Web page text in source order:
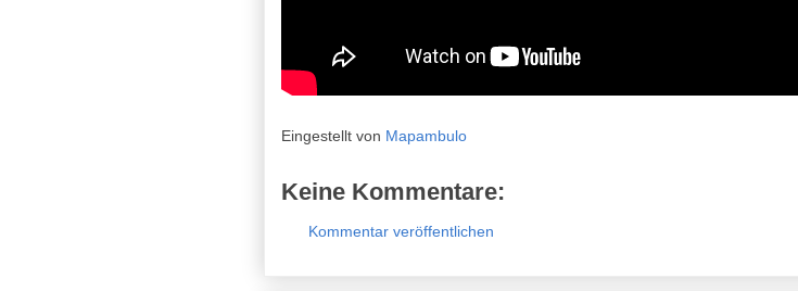
Eingestellt von Mapambulo
Keine Kommentare:
Kommentar veröffentlichen